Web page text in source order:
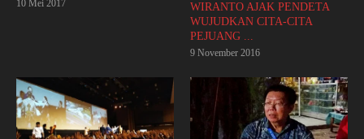
10 Mei 2017
WIRANTO AJAK PENDETA
WUJUDKAN CITA-CITA
PEJUANG ...
9 November 2016